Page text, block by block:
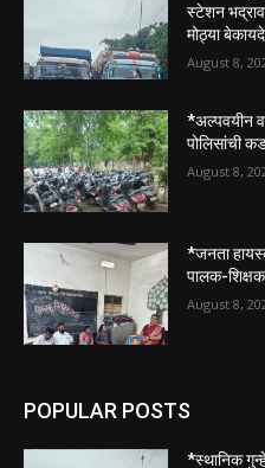
स्टेशन
मोठ्या
August 8,
*अल्पवयीन व
पोलिसांची
August 8,
*जनता
पालक-
August 8,
POPULAR POSTS
*स्थानिक